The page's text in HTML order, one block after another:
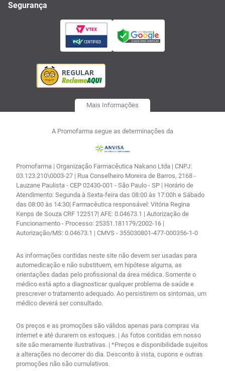
Segurança
Mais Informações
A Promofarma segue as determinações da
Promofarma | Organização Farmacêutica Nakano Ltda | CNPJ:
03.123.210\0003-27 | Rua Conselheiro Moreira de Barros, 2168 -
Lauzane Paulista - CEP 02430-001 - São Paulo - SP | Horário de
Atendimento: Segunda à Sexta-feira das 08:00 às 17:00h e Sábado
das 08:00 às 14:30| Farmacêutica responsável: Vitória Regina
Kenps de Souza CRF 122517| AFE: 0.04673.1 | Autorização de
Funcionamento - Processo: 25351.181179/2002-16 |
Autorização/MS: 0.04673.1 | CMVS - 355030801-477-000356-1-0
As informações contidas neste site não devem ser usadas para
automedicação e não substituem, em hipótese alguma, as
orientações dadas pelo profissional da área médica. Somente o
médico está apto a diagnosticar qualquer problema de saúde e
prescrever o tratamento adequado. Ao persistirem os sintomas, um
médico deverá ser consultado.
Os preços e as promoções são válidos apenas para compras via
internet e até durarem os estoques. | As fotos contidas em nosso
site são meramente ilustrativas. | *Preços e disponibilidade sujeitos
a alterações no decorrer do dia. Desconto à vista, cupons e outras
promoções não são cumulativos.